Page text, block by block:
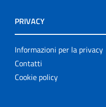
PRIVACY
Informazioni per la privacy
Contatti
Cookie policy